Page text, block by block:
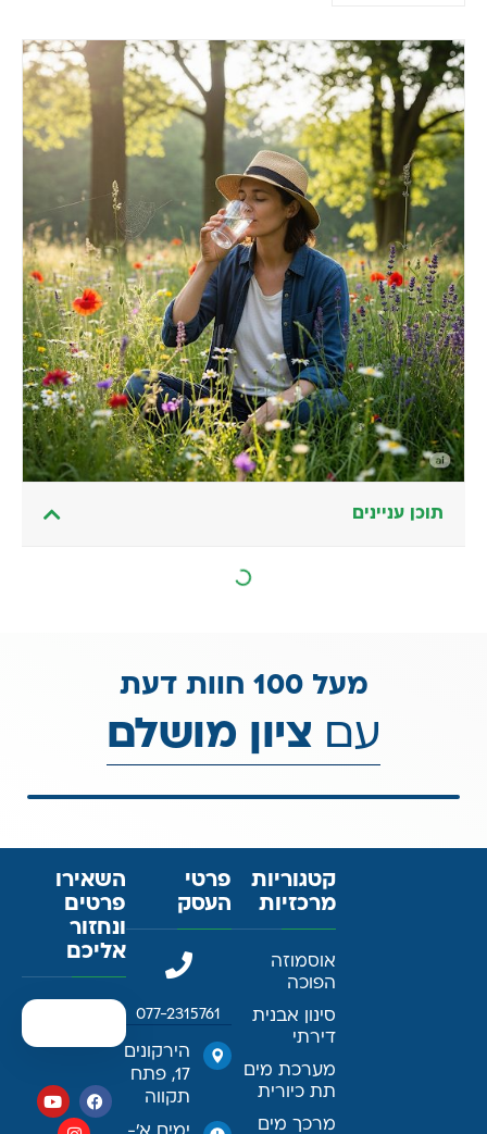
תוכן עניינים
מעל 100 חוות דעת
עםציון מושלם
קטגוריות
מרכזיות
אוסמוזה
הפוכה
סינון אבנית
דירתי
מערכת מים
תת כיורית
מרכך מים
פרטי
העסק
077-2315761
הירקונים
17, פתח
תקווה
השאירו
פרטים
ונחזור
אליכם